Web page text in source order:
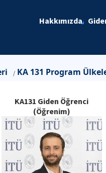
Hakkımızda
/ KA 131 Program
KA131 Giden Öğrenci
(Öğrenim)